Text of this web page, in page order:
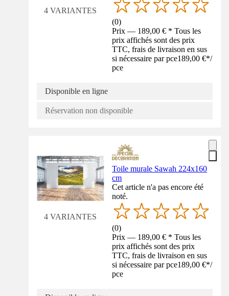
4 VARIANTES
(0)
Prix — 189,00 € * Tous les
prix affichés sont des prix
TTC, frais de livraison en sus
si nécessaire par pce189,00 €*/
pce
Disponible en ligne
Réservation non disponible
4 VARIANTES
Toile murale Sawah 224x160
cm
Cet article n'a pas encore été
noté.
(0)
Prix — 189,00 € * Tous les
prix affichés sont des prix
TTC, frais de livraison en sus
si nécessaire par pce189,00 €*/
pce